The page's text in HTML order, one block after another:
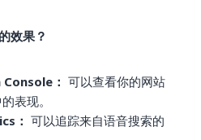
效果？
： 可以查看你的网站
表现。
： 可以追踪来自语音搜索的